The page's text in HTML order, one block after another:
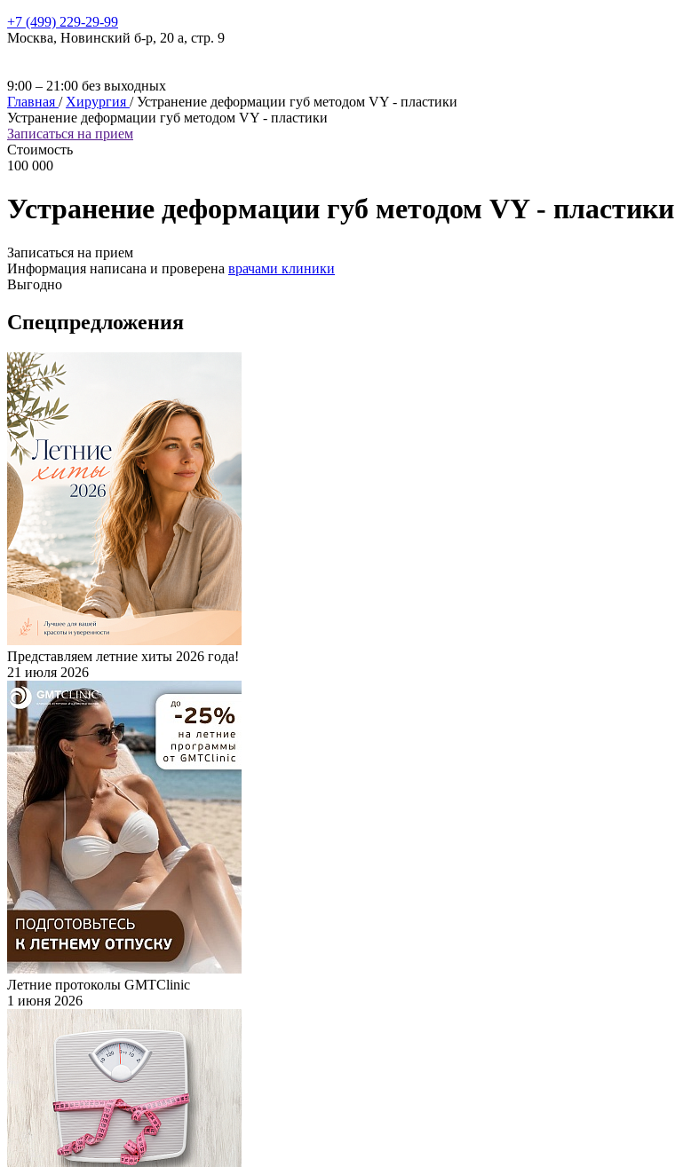
+7 (499) 229-29-99
Москва, Новинский б-р, 20 а, стр. 9
9:00 – 21:00 без выходных
Главная / Хирургия /Устранение деформации губ методом VY - пластики
Устранение деформации губ методом VY - пластики
Записаться на прием
Стоимость
100 000
Устранение деформации губ методом VY - пластики
Записаться на прием
Информация написана и проверена врачами клиники
Выгодно
Спецпредложения
Представляем летние хиты 2026 года!
21 июля 2026
Летние протоколы GMTClinic
1 июня 2026